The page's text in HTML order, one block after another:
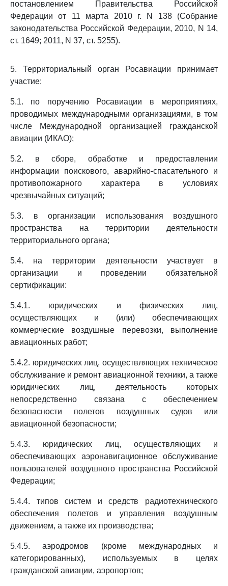
постановлением Правительства Российской
Федерации от 11 марта 2010 г. N 138 (Собрание
законодательства Российской Федерации, 2010, N 14,
ст. 1649; 2011, N 37, ст. 5255).
5. Территориальный орган Росавиации принимает
участие:
5.1. по поручению Росавиации в мероприятиях,
проводимых международными организациями, в том
числе Международной организацией гражданской
авиации (ИКАО);
5.2. в сборе, обработке и предоставлении
информации поискового, аварийно-спасательного и
противопожарного характера в условиях
чрезвычайных ситуаций;
5.3. в организации использования воздушного
пространства на территории деятельности
территориального органа;
5.4. на территории деятельности участвует в
организации и проведении обязательной
сертификации:
5.4.1. юридических и физических лиц,
осуществляющих и (или) обеспечивающих
коммерческие воздушные перевозки, выполнение
авиационных работ;
5.4.2. юридических лиц, осуществляющих техническое
обслуживание и ремонт авиационной техники, а также
юридических лиц, деятельность которых
непосредственно связана с обеспечением
безопасности полетов воздушных судов или
авиационной безопасности;
5.4.3. юридических лиц, осуществляющих и
обеспечивающих аэронавигационное обслуживание
пользователей воздушного пространства Российской
Федерации;
5.4.4. типов систем и средств радиотехнического
обеспечения полетов и управления воздушным
движением, а также их производства;
5.4.5. аэродромов (кроме международных и
категорированных), используемых в целях
гражданской авиации, аэропортов;